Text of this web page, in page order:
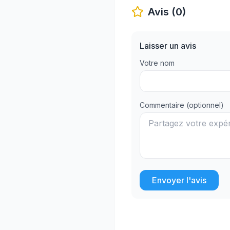
Avis (0)
Laisser un avis
Votre nom
Commentaire (optionnel)
Envoyer l'avis